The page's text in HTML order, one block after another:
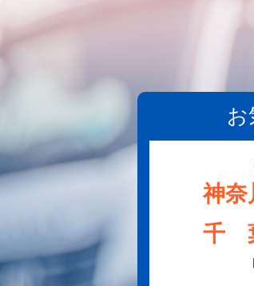
お
神奈
千